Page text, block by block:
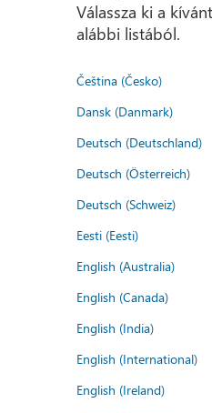
Válassza ki a
alábbi listából.
Čeština (Česko)
Dansk (Danmark)
Deutsch (Deutschland)
Deutsch (Österreich)
Deutsch (Schweiz)
Eesti (Eesti)
English (Australia)
English (Canada)
English (India)
English (International)
English (Ireland)